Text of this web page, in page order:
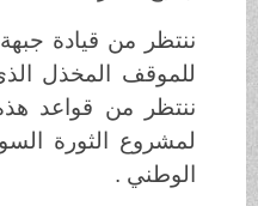
ننتظر من قيادة جبهة
للموقف المخذل الذي
ننتظر من قواعد هذه
لمشروع الثورة
الوطني .